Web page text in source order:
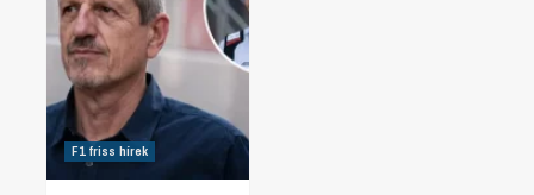
F1 friss hírek